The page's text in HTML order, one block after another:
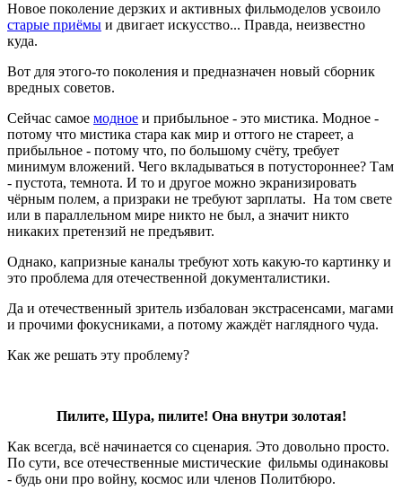
Новое поколение дерзких и активных фильмоделов усвоило
старые приёмы и двигает искусство... Правда, неизвестно
куда.
Вот для этого-то поколения и предназначен новый сборник
вредных советов.
Сейчас самое модное и прибыльное - это мистика. Модное -
потому что мистика стара как мир и оттого не стареет, а
прибыльное - потому что, по большому счёту, требует
минимум вложений. Чего вкладываться в потустороннее? Там
- пустота, темнота. И то и другое можно экранизировать
чёрным полем, а призраки не требуют зарплаты. На том свете
или в параллельном мире никто не был, а значит никто
никаких претензий не предъявит.
Однако, капризные каналы требуют хоть какую-то картинку и
это проблема для отечественной документалистики.
Да и отечественный зритель избалован экстрасенсами, магами
и прочими фокусниками, а потому жаждёт наглядного чуда.
Как же решать эту проблему?
Пилите, Шура, пилите! Она внутри золотая!
Как всегда, всё начинается со сценария. Это довольно просто.
По сути, все отечественные мистические фильмы одинаковы
- будь они про войну, космос или членов Политбюро.